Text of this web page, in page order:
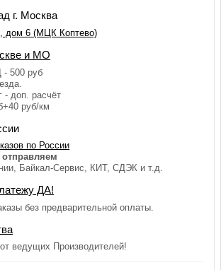
г. Москва
дом 6 (МЦК Коптево)
и МО
500 руб
- доп. расчёт
руб/км
по России
отправляем
Байкал-Сервис, КИТ, СДЭК и т.д.
ДА!
без предварительной оплаты.
ведущих Производителей!